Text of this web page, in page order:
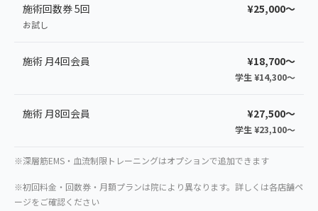
施術回数券 5回
お試し
¥25,000〜
施術 月4回会員 ¥18,700〜
学生 ¥14,300〜
施術 月8回会員 ¥27,500〜
学生 ¥23,100〜
※深層筋EMS・血流制限トレーニングはオプションで追加できます
※初回料金・回数券・月額プランは院により異なります。詳しくは各店舗ペ
ージをご確認ください